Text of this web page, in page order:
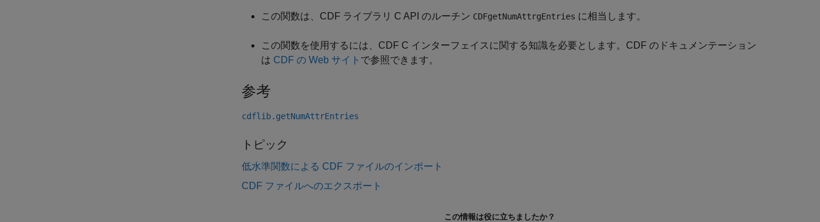
この関数は、CDF ライブラリ C API のルーチン CDFgetNumAttrgEntries に相当します。
この関数を使用するには、CDF C インターフェイスに関する知識を必要とします。CDF のドキュメンテーション
は CDF の Web サイト で参照できます。
参考
cdflib.getNumAttrEntries
トピック
低水準関数による CDF ファイルのインポート
CDF ファイルへのエクスポート
この情報は役に立ちましたか？